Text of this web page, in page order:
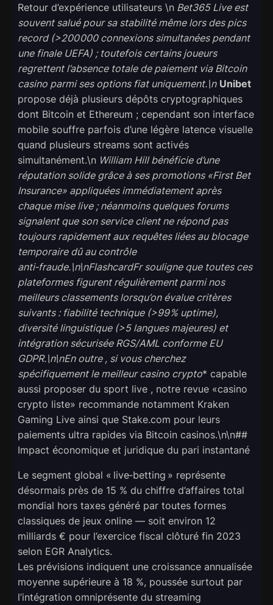
Retour d’expérience utilisateurs \n Bet365 Liveest
souvent salué pour sa stabilité même lors des pics
record (>200 000 connexions simultanées pendant
une finale UEFA) ; toutefois certains joueurs
regrettent l’absence totale de paiement via Bitcoin
casino parmi ses options fiat uniquement.\n Unibet
propose déjà plusieurs dépôts cryptographiques
dont Bitcoin et Ethereum ; cependant son interface
mobile souffre parfois d’une légère latence visuelle
quand plusieurs streams sont activés
simultanément.\n William Hillbénéficie d’une
réputation solide grâce à ses promotions «​First Bet
Insurance​» appliquées immédiatement après
chaque mise live ; néanmoins quelques forums
signalent que son service client ne répond pas
toujours rapidement aux requêtes liées au blocage
temporaire dû au contrôle
anti‑fraude.\n\nFlashcardFr souligne que toutes ces
plateformes figurent régulièrement parmi nos
meilleurs classements lorsqu’on évalue critères
suivants : fiabilité technique (>99 % uptime),
diversité linguistique (>5 langues majeures) et
intégration sécurisée RGS/AML conforme EU
GDPR.\n\nEn outre , si vous cherchez
spécifiquement le meilleur casino crypto* capable
aussi proposer du sport live , notre revue «casino
crypto liste» recommande notamment Kraken
Gaming Live ainsi que Stake.com pour leurs
paiements ultra rapides via Bitcoin casinos.\n\n##
Impact économique et juridique du pari instantané
Le segment global « live‑betting » représente
désormais près de 15 % du chiffre d’affaires total
mondial hors taxes généré par toutes formes
classiques de jeux online — soit environ 12
milliards € pour l’exercice fiscal clôturé fin 2023
selon EGR Analytics.
Les prévisions indiquent une croissance annualisée
moyenne supérieure à 18 %, poussée surtout par
l’intégration omniprésente du streaming